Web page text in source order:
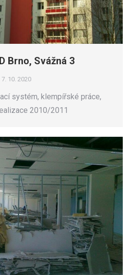
Brno, Svážná 3
7. 10. 2020
systém, klempířské práce,
2010/2011